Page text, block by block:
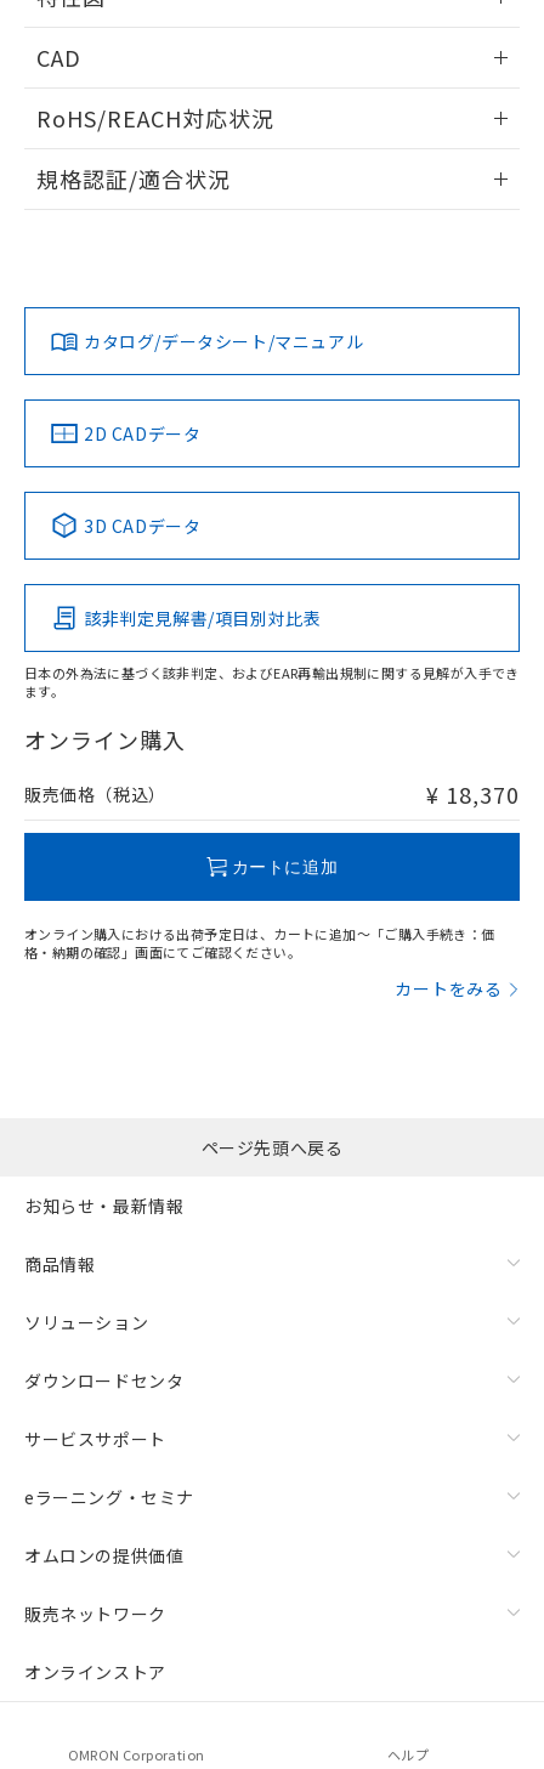
タイムチャート
A: 40mm以上、B: 30mm以上
周囲金属の影響
上、n: 20mm以上
検出物体の大きさと材質による影響
検出領域
CAD
ドすることができます。
ログイン/会員登録
ダウンロードデータをご利用いただく前に、以下を必ずお読
みください。
ソフトウェアの使用条件
RoHS/REACH対応状況
EU RoHS 注意事項・凡例
対応済み
中国 RoHS 注意事項・凡例
Pb Hg Cd Cr(VI)
O
在庫等で未対応品が混在する可能性があります。
問い合わせください。
規格認証/適合状況
LR型式承認
（イギリス
船舶規格）
DNV型式承認
（ノルウェー
BV型式承認
（フランス
KR型式
（韓国
No No No No
この製品の規格認証/適合状況ページへ
その他の認証はこちらのページからご検索ください
カタログ/データシート/マニュアル
2D CADデータ
3D CADデータ
該非判定見解書/項目別対比表
日本の外為法に基づく該非判定、およびEAR再輸出規制に関する見解が入手でき
ます。
オンライン購入
販売価格（税込） ¥ 18,370
カートに追加
オンライン購入における出荷予定日は、カートに追加～「ご購入手続き：価
格・納期の確認」画面にてご確認ください。
カートをみる
す。
ページ先頭へ戻る
お知らせ・最新情報
商品情報
ソリューション
ダウンロードセンタ
サービスサポート
eラーニング・セミナ
オムロンの提供価値
販売ネットワーク
オンラインストア
OMRON Corporation ヘルプ